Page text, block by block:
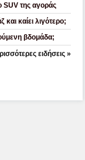
SUV της αγοράς
καίει λιγότερο;
βδομάδα;
ειδήσεις »